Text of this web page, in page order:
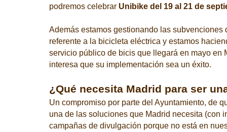
podremos celebrar Unibike del 19 al 21 de
Además estamos gestionando las subvenciones
referente a la bicicleta eléctrica y estamos
servicio público de bicis que llegará en mayo en
interesa que su implementación sea un éxito.
¿Qué necesita Madrid para ser
Un compromiso por parte del Ayuntamiento, de
una de las soluciones que Madrid necesita (con
campañas de divulgación porque no está en